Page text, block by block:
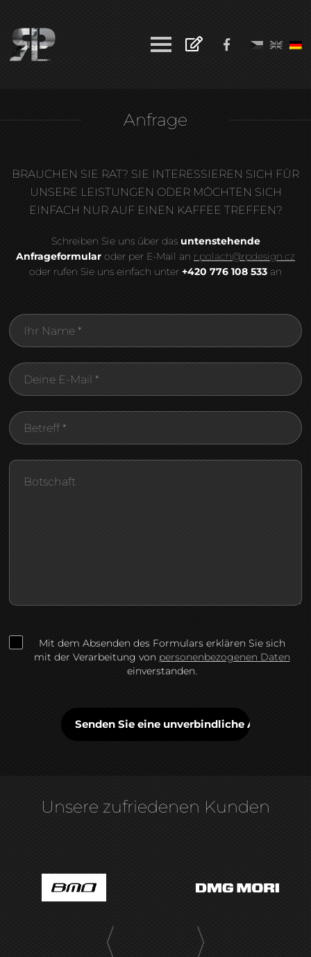
Anfrage
BRAUCHEN SIE RAT? SIE INTERESSIEREN SICH FÜR
UNSERE LEISTUNGEN ODER MÖCHTEN SICH
EINFACH NUR AUF EINEN KAFFEE TREFFEN?
Schreiben Sie uns über dasuntenstehende
Anfrageformular oder per E-Mail an r.polach@rpdesign.cz
oder rufen Sie uns einfach unter +420 776 108 533 an
Mit dem Absenden des Formulars erklären Sie sich
mit der Verarbeitung von personenbezogenen Daten
einverstanden.
Unsere zufriedenen Kunden